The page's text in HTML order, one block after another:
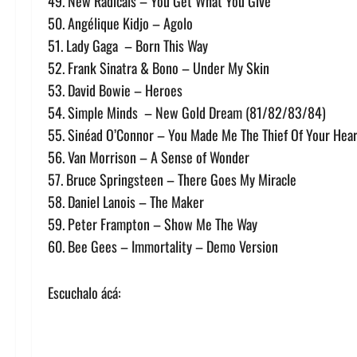
50. Angélique Kidjo – Agolo
51. Lady Gaga – Born This Way
52. Frank Sinatra & Bono – Under My Skin
53. David Bowie – Heroes
54. Simple Minds – New Gold Dream (81/82/83/84)
55. Sinéad O’Connor – You Made Me The Thief Of Your
56. Van Morrison – A Sense of Wonder
57. Bruce Springsteen – There Goes My Miracle
58. Daniel Lanois – The Maker
59. Peter Frampton – Show Me The Way
60. Bee Gees – Immortality – Demo Version
Escuchalo ácá: